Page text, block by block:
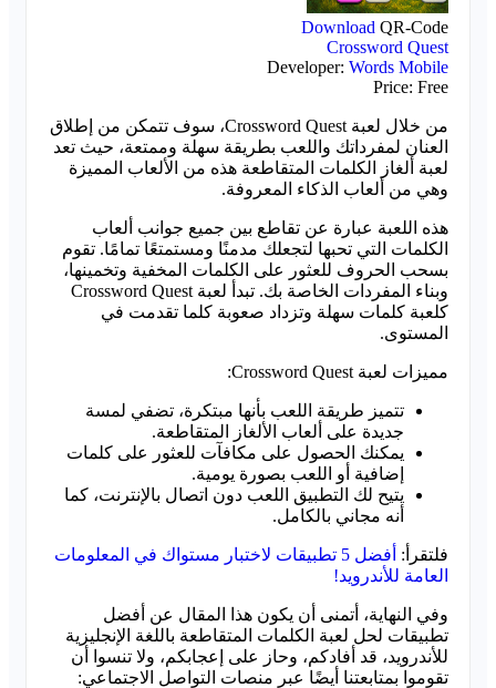
Download QR-Code
Crossword Quest
Developer:Words Mobile
Price:Free
من خلال لعبة Crossword Quest، سوف تتمكن من إطلاق
العنان لمفرداتك واللعب بطريقة سهلة وممتعة، حيث تعد
لعبة ألغاز الكلمات المتقاطعة هذه من الألعاب المميزة
وهي من ألعاب الذكاء المعروفة.
هذه اللعبة عبارة عن تقاطع بين جميع جوانب ألعاب
الكلمات التي تحبها لتجعلك مدمنًا ومستمتعًا تمامًا. تقوم
بسحب الحروف للعثور على الكلمات المخفية وتخمينها،
وبناء المفردات الخاصة بك. تبدأ لعبة Crossword Quest
كلعبة كلمات سهلة وتزداد صعوبة كلما تقدمت في
المستوى.
مميزات لعبة Crossword Quest:
تتميز طريقة اللعب بأنها مبتكرة، تضفي لمسة
جديدة على ألعاب الألغاز المتقاطعة.
يمكنك الحصول على مكافآت للعثور على كلمات
إضافية أو اللعب بصورة يومية.
يتيح لك التطبيق اللعب دون اتصال بالإنترنت، كما
أنه مجاني بالكامل.
فلتقرأ:
أفضل 5 تطبيقات لاختبار مستواك في المعلومات
العامة للأندرويد!
وفي النهاية، أتمنى أن يكون هذا المقال عن أفضل
تطبيقات لحل لعبة الكلمات المتقاطعة باللغة الإنجليزية
للأندرويد، قد أفادكم، وحاز على إعجابكم، ولا تنسوا أن
تقوموا بمتابعتنا أيضًا عبر منصات التواصل الاجتماعي: